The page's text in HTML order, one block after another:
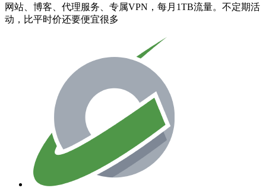
网站、博客、代理服务、专属VPN，每月1TB流量。不定期活
动，比平时价还要便宜很多